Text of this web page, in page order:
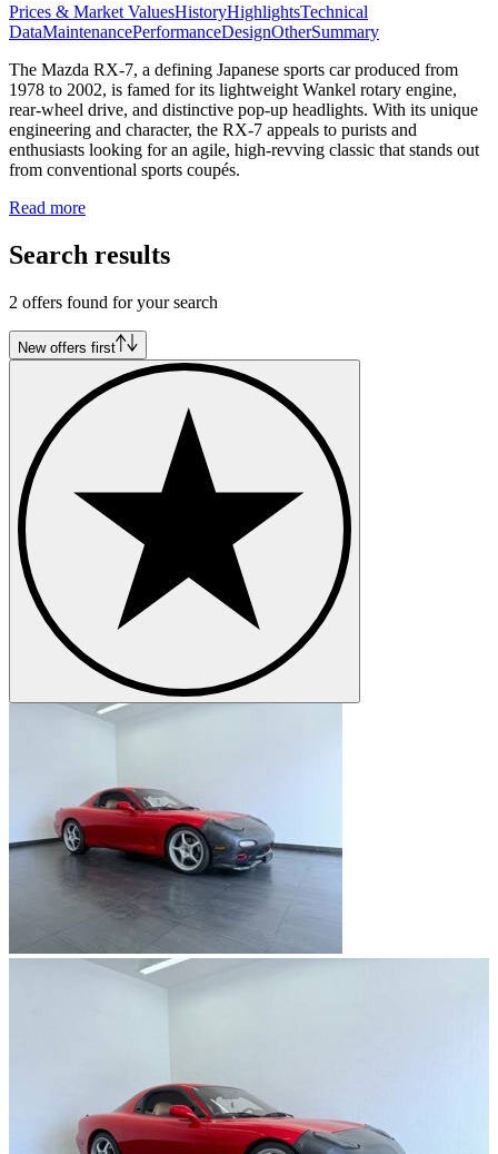
Prices & Market ValuesHistoryHighlightsTechnical
DataMaintenancePerformanceDesignOtherSummary
The Mazda RX-7, a defining Japanese sports car produced from
1978 to 2002, is famed for its lightweight Wankel rotary engine,
rear-wheel drive, and distinctive pop-up headlights. With its unique
engineering and character, the RX-7 appeals to purists and
enthusiasts looking for an agile, high-revving classic that stands out
from conventional sports coupés.
Read more
Search results
2 offers found for your search
New offers first